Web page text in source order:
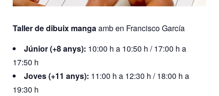
Taller de dibuix mangaamb en Francisco García
Júnior (+8 anys): 10:00 h a 10:50 h / 17:00 h a
17:50 h
Joves (+11 anys): 11:00 h a 12:30 h / 18:00 h a
19:30 h